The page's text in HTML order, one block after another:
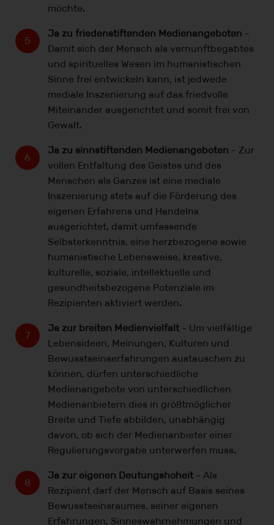
möchte.
Ja zu friedenstiftenden Medienangeboten -
Damit sich der Mensch als vernunftbegabtes
und spirituelles Wesen im humanistischen
Sinne frei entwickeln kann, ist jedwede
mediale Inszenierung auf das friedvolle
Miteinander ausgerichtet und somit frei von
Gewalt.
Ja zu sinnstiftenden Medienangeboten - Zur
vollen Entfaltung des Geistes und des
Menschen als Ganzes ist eine mediale
Inszenierung stets auf die Förderung des
eigenen Erfahrens und Handelns
ausgerichtet, damit umfassende
Selbsterkenntnis, eine herzbezogene sowie
humanistische Lebensweise, kreative,
kulturelle, soziale, intellektuelle und
gesundheitsbezogene Potenziale im
Rezipienten aktiviert werden.
Ja zur breiten Medienvielfalt - Um vielfältige
Lebensideen, Meinungen, Kulturen und
Bewusstseinserfahrungen austauschen zu
können, dürfen unterschiedliche
Medienangebote von unterschiedlichen
Medienanbietern dies in größtmöglicher
Breite und Tiefe abbilden, unabhängig
davon, ob sich der Medienanbieter einer
Regulierungsvorgabe unterwerfen muss.
Ja zur eigenen Deutungshoheit - Als
Rezipient darf der Mensch auf Basis seines
Bewusstseinsraumes, seiner eigenen
Erfahrungen, Sinneswahrnehmungen und